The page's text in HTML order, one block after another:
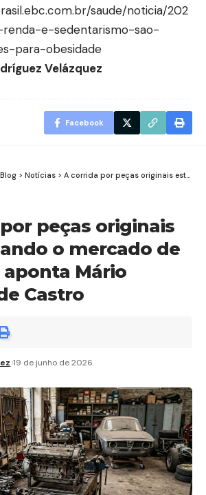
saude/noticia/202
e-sedentarismo-sao-
para-obesidade
Velázquez
Facebook
Blog > Notícias > A corrida por peças originais está mudando o mercado de clássicos, aponta Mário Augusto de Castro
peças originais
o mercado de
aponta Mário
Castro
19 de junho de 2026